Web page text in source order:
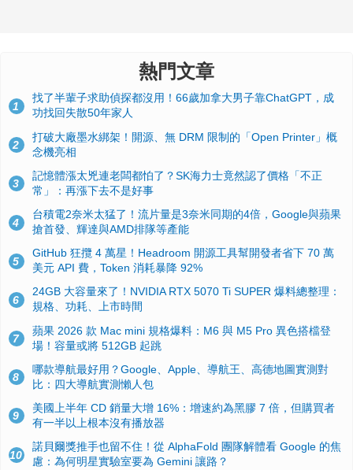
熱門文章
1
找了半輩子求助偵探都沒用！66歲加拿大男子靠ChatGPT，成
功找回失散50年家人
2
打破大廠墨水綁架！開源、無 DRM 限制的「Open Printer」概
念機亮相
3
記憶體漲太兇連老闆都怕了？SK海力士竟然認了價格「不正
常」：再漲下去不是好事
4
台積電2奈米太猛了！流片量是3奈米同期的4倍，Google與蘋果
搶首發、輝達與AMD排隊等產能
5
GitHub 狂攬 4 萬星！Headroom 開源工具幫開發者省下 70 萬
美元 API 費，Token 消耗暴降 92%
6
24GB 大容量來了！NVIDIA RTX 5070 Ti SUPER 爆料總整理：
規格、功耗、上市時間
7
蘋果 2026 款 Mac mini 規格爆料：M6 與 M5 Pro 異色搭檔登
場！容量或將 512GB 起跳
8
哪款導航最好用？Google、Apple、導航王、高德地圖實測對
比：四大導航實測懶人包
9
美國上半年 CD 銷量大增 16%：增速約為黑膠 7 倍，但購買者
有一半以上根本沒有播放器
10
諾貝爾獎推手也留不住！從 AlphaFold 團隊解體看 Google 的焦
慮：為何明星實驗室要為 Gemini 讓路？